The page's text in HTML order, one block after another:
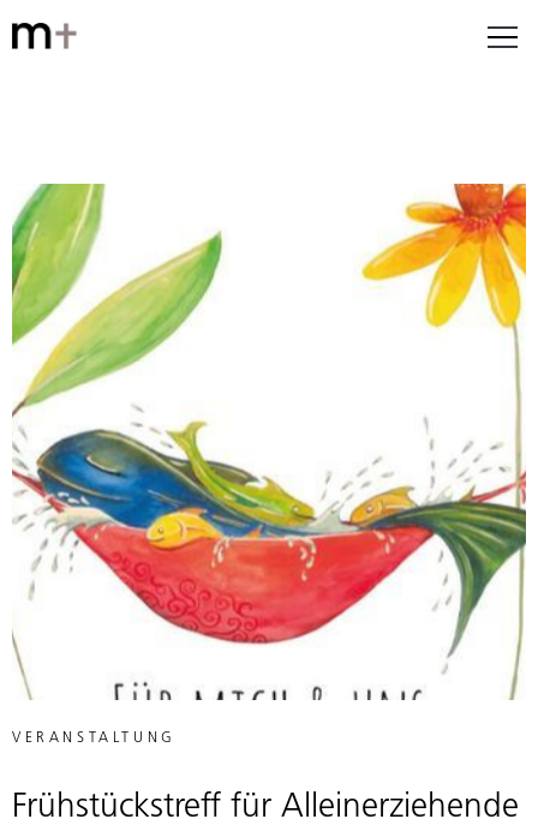
VERANSTALTUNG
Frühstückstreff für Alleinerziehende